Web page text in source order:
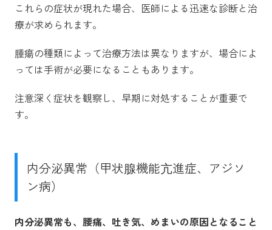
これらの症状が現れた場合、医師による迅速な診断と治
療が求められます。
腫瘍の種類によって治療方法は異なりますが、場合によ
っては手術が必要になることもあります。
注意深く症状を観察し、早期に対処することが重要で
す。
内分泌異常（甲状腺機能亢進症、アジソ
ン病）
内分泌異常も、腰痛、吐き気、めまいの原因となること